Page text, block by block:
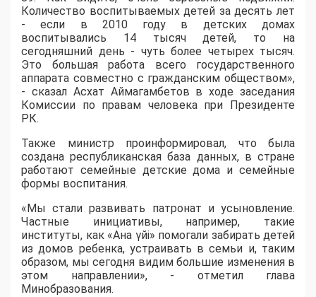
Количество воспитываемых детей за десять лет
- если в 2010 году в детских домах
воспитывались 14 тысяч детей, то на
сегодняшний день - чуть более четырех тысяч.
Это большая работа всего государственного
аппарата совместно с гражданским обществом»,
- сказал Асхат Аймагамбетов в ходе заседания
Комиссии по правам человека при Президенте
РК.
Также министр проинформировал, что была
создана республиканская база данных, в стране
работают семейные детские дома и семейные
формы воспитания.
«Мы стали развивать патронат и усыновление.
Частные инициативы, например, такие
институты, как «Ана үйі» помогали забирать детей
из домов ребенка, устраивать в семьи и, таким
образом, мы сегодня видим большие изменения в
этом направлении», - отметил глава
Минобразования.